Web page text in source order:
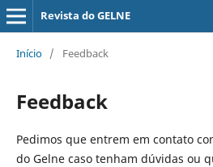
Revista do GELNE
Início / Feedback
Feedback
Pedimos que entrem em contato
do Gelne caso tenham dúvidas ou